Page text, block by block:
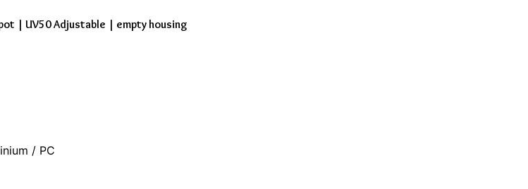
| UV50 Adjustable | empty housing
/ PC